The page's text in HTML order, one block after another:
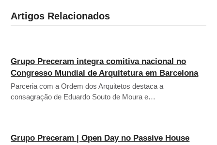
Artigos Relacionados
Grupo Preceram integra comitiva nacional no
Congresso Mundial de Arquitetura em Barcelona
Parceria com a Ordem dos Arquitetos destaca a
consagração de Eduardo Souto de Moura e…
Grupo Preceram | Open Day no Passive House